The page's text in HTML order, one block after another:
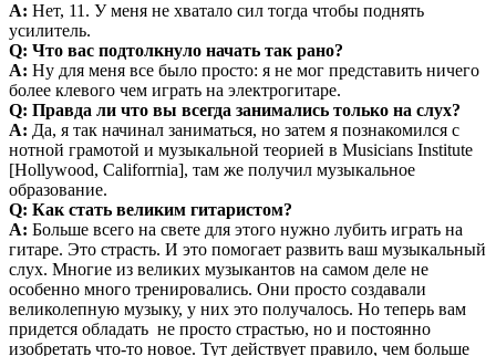
A: Нет, 11. У меня не хватало сил тогда чтобы поднять
усилитель.
Q: Что вас подтолкнуло начать так рано?
A: Ну для меня все было просто: я не мог представить ничего
более клевого чем играть на электрогитаре.
Q: Правда ли что вы всегда занимались только на слух?
A: Да, я так начинал заниматься, но затем я познакомился с
нотной грамотой и музыкальной теорией в Musicians Institute
[Hollywood, Califorrnia], там же получил музыкальное
образование.
Q: Как стать великим гитаристом?
A: Больше всего на свете для этого нужно лубить играть на
гитаре. Это страсть. И это помогает развить ваш музыкальный
слух. Многие из великих музыкантов на самом деле не
особенно много тренировались. Они просто создавали
великолепную музыку, у них это получалось. Но теперь вам
придется обладать не просто страстью, но и постоянно
изобретать что-то новое. Тут действует правило, чем больше